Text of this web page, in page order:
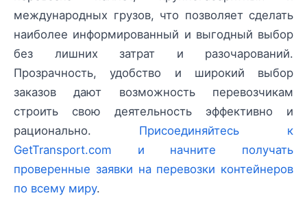
международных грузов, что позволяет сделать
наиболее информированный и выгодный выбор
без лишних затрат и разочарований.
Прозрачность, удобство и широкий выбор
заказов дают возможность перевозчикам
строить свою деятельность эффективно и
рационально. Присоединяйтесь к
GetTransport.com и начните получать
проверенные заявки на перевозки контейнеров
по всему миру.